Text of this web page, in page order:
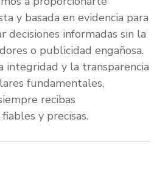
y basada en evidencia para
decisiones informadas sin la
o publicidad engañosa.
integridad y la transparencia
fundamentales,
recibas
y precisas.